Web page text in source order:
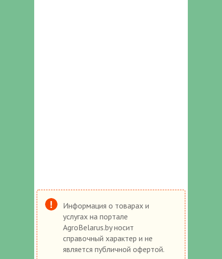
Информация о товарах и
услугах на портале
AgroBelarus.by носит
справочный характер и не
является публичной офертой.